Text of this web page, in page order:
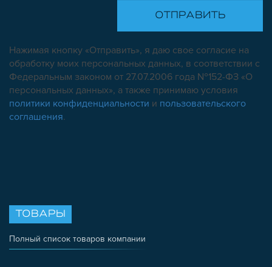
Нажимая кнопку «Отправить», я даю свое согласие на
обработку моих персональных данных, в соответствии с
Федеральным законом от 27.07.2006 года №152-ФЗ «О
персональных данных», а также принимаю условия
политики конфиденциальности и пользовательского
соглашения.
ТОВАРЫ
Полный список товаров компании